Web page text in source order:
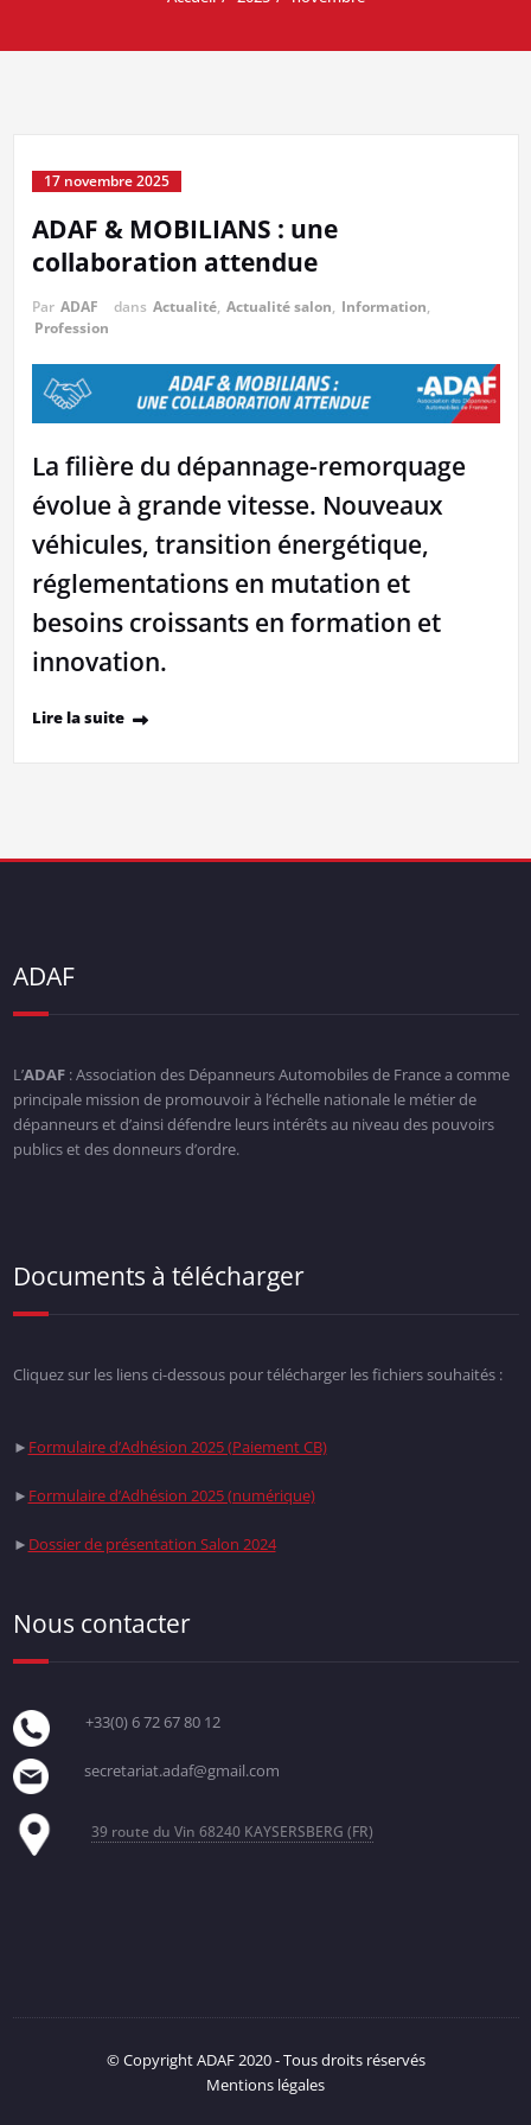
17 novembre 2025
ADAF & MOBILIANS : une
collaboration attendue
Par ADAF dans Actualité, Actualité salon, Information,
Profession
La filière du dépannage-remorquage
évolue à grande vitesse. Nouveaux
véhicules, transition énergétique,
réglementations en mutation et
besoins croissants en formation et
innovation.
Lire la suite
ADAF
L’ADAF: Association des Dépanneurs Automobiles de France a comme
principale mission de promouvoir à l’échelle nationale le métier de
dépanneurs et d’ainsi défendre leurs intérêts au niveau des pouvoirs
publics et des donneurs d’ordre.
Documents à télécharger
Cliquez sur les liens ci-dessous pour télécharger les fichiers souhaités :
► Formulaire d’Adhésion 2025 (Paiement CB)
► Formulaire d’Adhésion 2025 (numérique)
► Dossier de présentation Salon 2024
Nous contacter
+33(0) 6 72 67 80 12
secretariat.adaf@gmail.com
39 route du Vin 68240 KAYSERSBERG (FR)
© Copyright ADAF 2020 - Tous droits réservés
Mentions légales